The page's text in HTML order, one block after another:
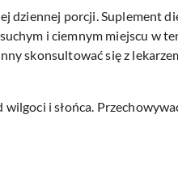
dziennej porcji. Suplement
i ciemnym miejscu w
skonsultować się z
i słońca.